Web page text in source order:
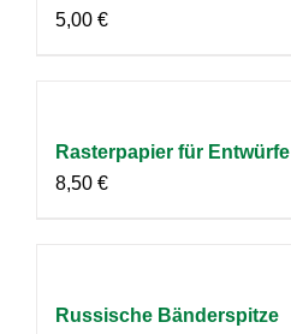
5,00 €
Rasterpapier für Entwürfe
8,50 €
Russische Bänderspitze